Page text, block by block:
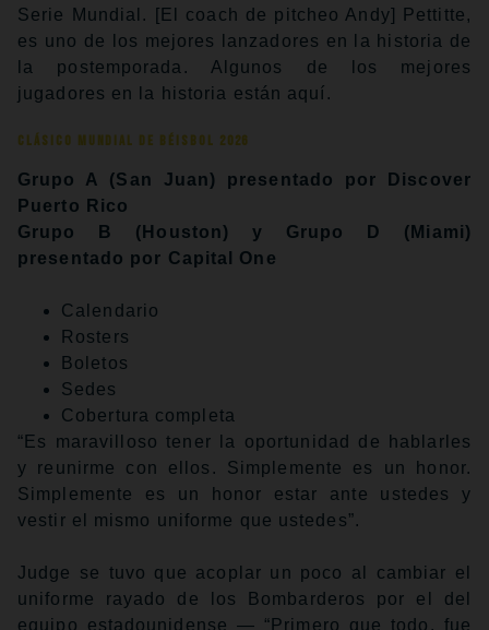
Serie Mundial. [El coach de pitcheo Andy] Pettitte,
es uno de los mejores lanzadores en la historia de
la postemporada. Algunos de los mejores
jugadores en la historia están aquí.
Clásico Mundial de Béisbol 2026
Grupo A (San Juan) presentado por Discover
Puerto Rico
Grupo B (Houston) y Grupo D (Miami)
presentado por Capital One
Calendario
Rosters
Boletos
Sedes
Cobertura completa
“Es maravilloso tener la oportunidad de hablarles
y reunirme con ellos. Simplemente es un honor.
Simplemente es un honor estar ante ustedes y
vestir el mismo uniforme que ustedes”.
Judge se tuvo que acoplar un poco al cambiar el
uniforme rayado de los Bombarderos por el del
equipo estadounidense — “Primero que todo, fue